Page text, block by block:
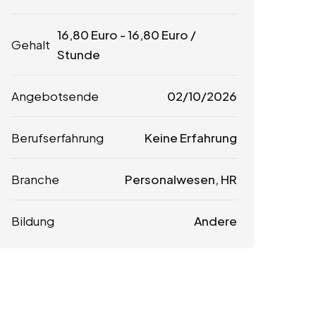
Gehalt
16,80 Euro -16,80 Euro /
Stunde
Angebotsende 02/10/2026
Berufserfahrung Keine Erfahrung
Branche Personalwesen, HR
Bildung Andere